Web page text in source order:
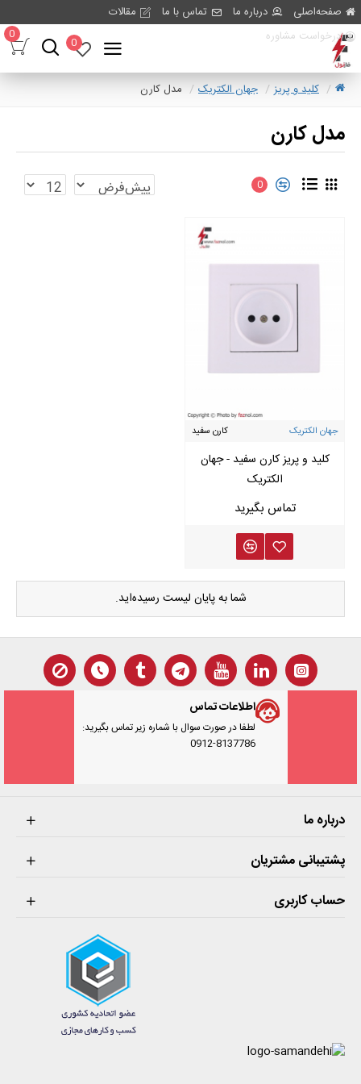
صفحه‌اصلی درباره ما تماس با ما
مقالات
درخواست مشاوره
0
0
کلید و پریز جهان الکتریک مدل کارن
مدل کارن
0
جهان الکتریک کارن سفید
کلید و پریز کارن سفید - جهان
الکتریک
شما به پایان لیست رسیده‌اید.
اطلاعات تماس
لطفا در صورت سوال با شماره زیر تماس بگیرید:
0912-8137786
درباره ما
پشتیبانی مشتریان
حساب کاربری